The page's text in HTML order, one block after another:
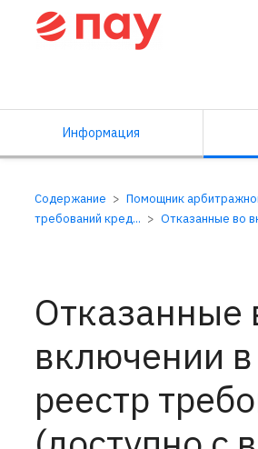
Информация
Содержание Помощник
требований кред...
Отказанные во
Отказанные
включении в
реестр